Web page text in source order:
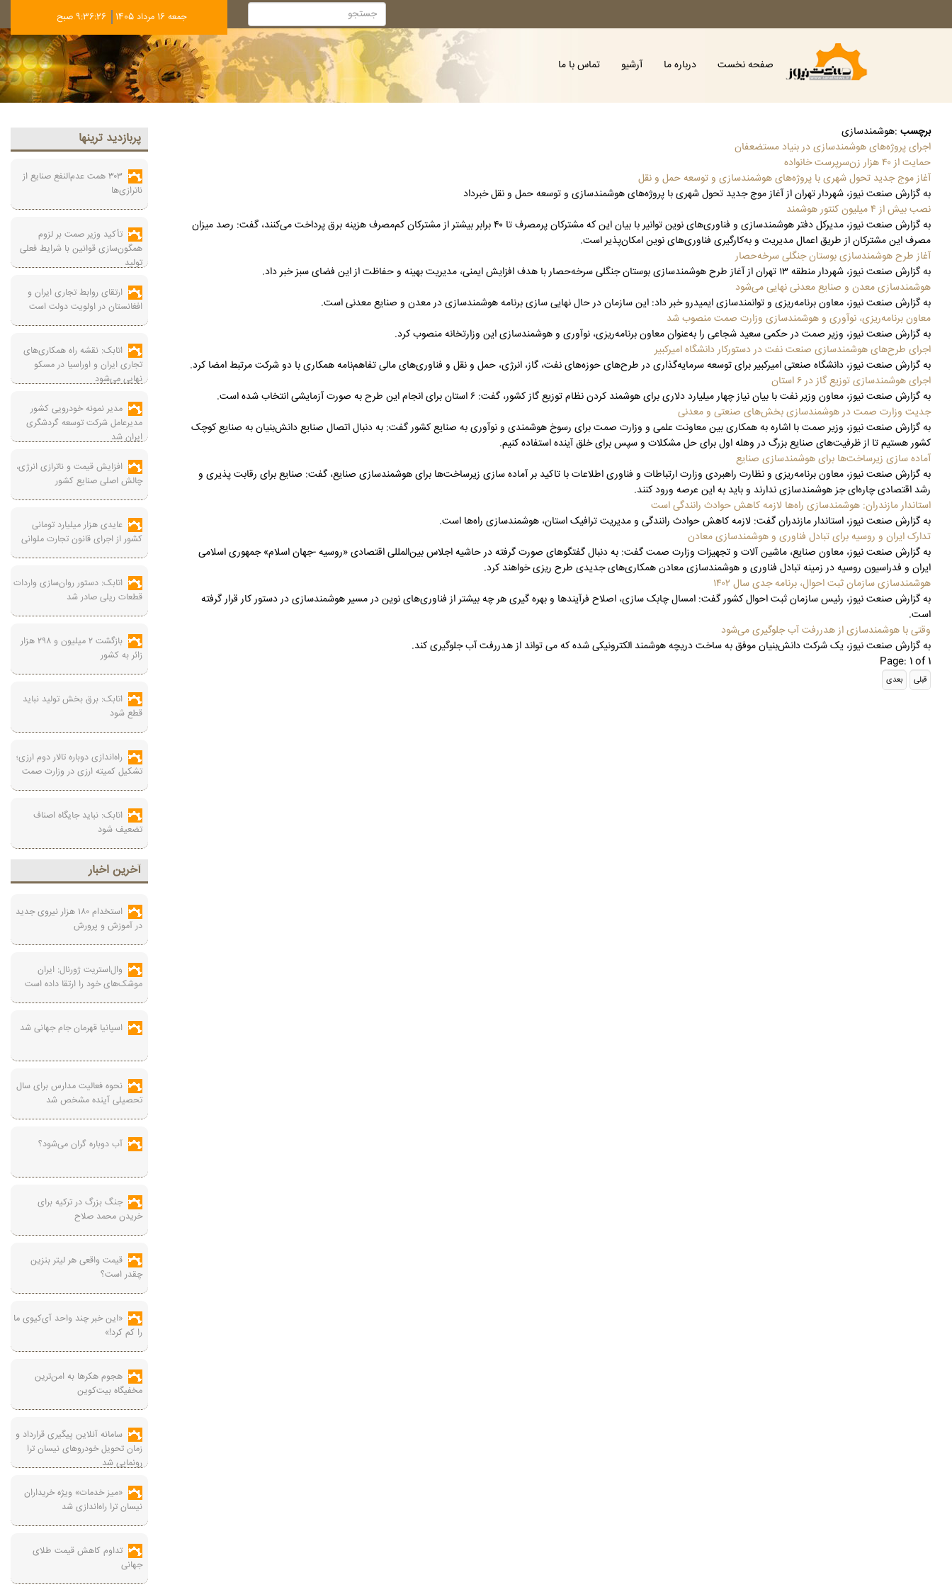
جمعه 16 مرداد 1405 9:36:27 صبح
صفحه نخست درباره ما آرشیو تماس با ما
برچسب :هوشمندسازی
اجرای پروژه‌های هوشمندسازی در بنیاد مستضعفان
حمایت از ۴۰ هزار زن‌سرپرست خانواده
آغاز موج جدید تحول شهری با پروژه‌های هوشمندسازی و توسعه حمل و نقل
به گزارش صنعت نیوز، شهردار تهران از آغاز موج جدید تحول شهری با پروژه‌های هوشمندسازی و توسعه حمل و نقل خبرداد
نصب بیش از ۴ میلیون کنتور هوشمند
به گزارش صنعت نیوز، مدیرکل دفتر هوشمندسازی و فناوری‌های نوین توانیر با بیان این که مشترکان پرمصرف تا ۴۰ برابر بیشتر از مشترکان کم‌مصرف هزینه برق پرداخت می‌کنند، گفت: رصد میزان
مصرف این مشترکان از طریق اعمال مدیریت و به‌کارگیری فناوری‌های نوین امکان‌پذیر است.
آغاز طرح هوشمندسازی بوستان جنگلی سرخه‌حصار
به گزارش صنعت نیوز، شهردار منطقه ۱۳ تهران از آغاز طرح هوشمندسازی بوستان جنگلی سرخه‌حصار با هدف افزایش ایمنی، مدیریت بهینه و حفاظت از این فضای سبز خبر داد.
هوشمندسازی معدن و صنایع معدنی نهایی می‌شود
به گزارش صنعت نیوز، معاون برنامه‌ریزی و توانمندسازی ایمیدرو خبر داد: این سازمان در حال نهایی سازی برنامه هوشمندسازی در معدن و صنایع معدنی است.
معاون برنامه‌ریزی، نوآوری و هوشمندسازی وزارت صمت منصوب شد
به گزارش صنعت نیوز، وزیر صمت در حکمی سعید شجاعی را به‌عنوان معاون برنامه‌ریزی، نوآوری و هوشمندسازی این وزارتخانه منصوب کرد.
اجرای طرح‌های هوشمندسازی صنعت نفت در دستورکار دانشگاه امیرکبیر
به گزارش صنعت نیوز، دانشگاه صنعتی امیرکبیر برای توسعه سرمایه‌گذاری در طرح‌های حوزه‌های نفت، گاز، انرژی، حمل و نقل و فناوری‌های مالی تفاهم‌نامه همکاری با دو شرکت‌ مرتبط امضا کرد.
اجرای هوشمندسازی توزیع گاز در ۶ استان
به گزارش صنعت نیوز، معاون وزیر نفت با بیان نیاز چهار میلیارد دلاری برای هوشمند کردن نظام توزیع گاز کشور، گفت: ۶ استان برای انجام این طرح به صورت آزمایشی انتخاب شده‌ است.
جدیت وزارت صمت در هوشمندسازی بخش‌های صنعتی و معدنی
به گزارش صنعت نیوز، وزیر صمت با اشاره به همکاری بین معاونت علمی و وزارت صمت برای رسوخ هوشمندی و نوآوری به صنایع کشور گفت: به دنبال اتصال صنایع دانش‌بنیان به صنایع کوچک
کشور هستیم تا از ظرفیت‌های صنایع بزرگ در وهله اول برای حل مشکلات و سپس برای خلق آینده استفاده کنیم.
آماده سازی زیرساخت‌ها برای هوشمندسازی صنایع
به گزارش صنعت نیوز، معاون برنامه‌ریزی و نظارت راهبردی وزارت ارتباطات و فناوری اطلاعات با تاکید بر آماده سازی زیرساخت‌ها برای هوشمندسازی صنایع، گفت: صنایع برای رقابت پذیری و
رشد اقتصادی چاره‌ای جز هوشمندسازی ندارند و باید به این عرصه ورود کنند.
استاندار مازندران: هوشمندسازی راه‌ها لازمه کاهش حوادث رانندگی است
به گزارش صنعت نیوز، استاندار مازندران گفت: لازمه کاهش حوادث رانندگی و مدیریت ترافیک استان، هوشمندسازی راه‌ها است.
تدارک ایران و روسیه برای تبادل فناوری و هوشمندسازی معادن
به گزارش صنعت نیوز، معاون صنایع، ماشین آلات و تجهیزات وزارت صمت گفت: به دنبال گفتگو‌های صورت گرفته در حاشیه اجلاس بین‌المللی اقتصادی «روسیه -جهان اسلام» جمهوری اسلامی
ایران و فدراسیون روسیه در زمینه تبادل فناوری و هوشمندسازی معادن همکاری‌های جدیدی طرح ریزی خواهند کرد.
هوشمندسازی سازمان ثبت احوال، برنامه جدی سال ۱۴۰۲
به گزارش صنعت نیوز، رئیس سازمان ثبت احوال کشور گفت: امسال چابک سازی، اصلاح فرآیند‌ها و بهره گیری هر چه بیشتر از فناوری‌های نوین در مسیر هوشمندسازی در دستور کار قرار گرفته
است.
وقتی با هوشمندسازی از هدررفت آب جلوگیری می‌شود
به گزارش صنعت نیوز، یک شرکت دانش‌بنیان موفق به ساخت دریچه هوشمند الکترونیکی شده که می تواند از هدررفت آب جلوگیری کند.
Page: 1 of 1
پربازديد ترينها
۳۰۳ همت عدم‌النفع صنایع از
ناترازی‌ها
تأکید وزیر صمت بر لزوم
همگون‌سازی قوانین با شرایط فعلی
تولید
ارتقای روابط تجاری ایران و
افغانستان در اولویت دولت است
اتابک: نقشه راه همکاری‌های
تجاری ایران و اوراسیا در مسکو
نهایی می‌شود
مدیر نمونه خودرویی کشور
مدیرعامل شرکت توسعه گردشگری
ایران شد
افزایش قیمت و ناترازی انرژی،
چالش اصلی صنایع کشور
عایدی هزار میلیارد تومانی
کشور از اجرای قانون تجارت ملوانی
اتابک: دستور روان‌سازی واردات
قطعات ریلی صادر شد
بازگشت ۲ میلیون و ۲۹۸ هزار
زائر به کشور
اتابک: برق بخش تولید نباید
قطع شود
راه‌اندازی دوباره تالار دوم ارزی؛
تشکیل کمیته ارزی در وزارت صمت
اتابک: نباید جایگاه اصناف
تضعیف شود
آخرين اخبار
استخدام ۱۸۰ هزار نیروی جدید
در آموزش‌ و پرورش
وال‌استریت ژورنال: ایران
موشک‌های خود را ارتقا داده است
اسپانیا قهرمان جام جهانی شد
نحوه فعالیت مدارس برای سال
تحصیلی آینده مشخص شد
آب دوباره گران می‌شود؟
جنگ بزرگ در ترکیه برای
خریدن محمد صلاح
قیمت واقعی هر لیتر بنزین
چقدر است؟
«این خبر چند واحد آی‌کیوی ما
را کم کرد!»
هجوم هکرها به امن‌ترین
مخفیگاه بیت‌کوین
سامانه آنلاین پیگیری قرارداد‌ و
زمان تحویل خودرو‌های نیسان ترا
رونمایی شد
«میز خدمات» ویژه خریداران
نیسان ترا راه‌اندازی شد
تداوم کاهش قیمت طلای
جهانی